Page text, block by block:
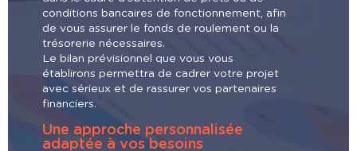
conditions bancaires de fonctionnement, afin
de vous assurer le fonds de roulement ou la
trésorerie nécessaires.
Le bilan prévisionnel que vous vous
établirons permettra de cadrer votre projet
avec sérieux et de rassurer vos partenaires
financiers.
Une approche personnalisée
adaptée à vos besoins